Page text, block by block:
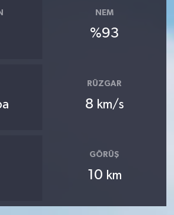
NEM
%93
RÜZGAR
8 km/s
GÖRÜŞ
10 km